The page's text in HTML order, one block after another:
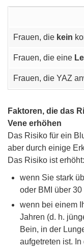
Frauen, die kein
Frauen, die eine
Frauen, die YAZ
Faktoren, die das
Vene erhöhen
Das Risiko für ein
aber durch einige
Das Risiko ist erhöht:
wenn Sie stark
oder BMI über 30
wenn bei einem
Jahren (d. h.
Bein, in der
aufgetreten ist.